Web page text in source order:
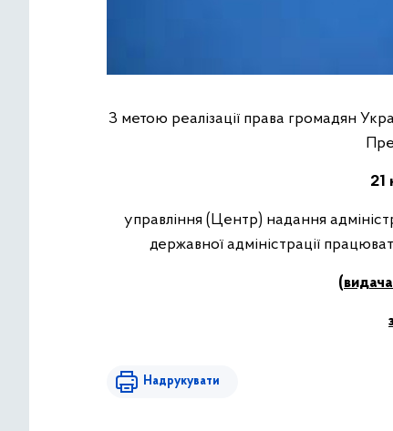
З метою реалізації права громадян
21
управління (Центр) надання
державної адміністрації
Надрукувати